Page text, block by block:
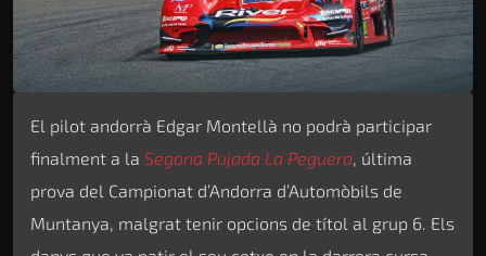
El pilot andorrà Edgar Montellà no podrà participar
finalment a la Segona Pujada La Peguera, última
prova del Campionat d’Andorra d’Automòbils de
Muntanya, malgrat tenir opcions de títol al grup 6. Els